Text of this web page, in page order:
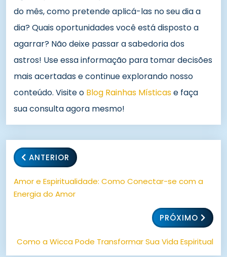
do mês, como pretende aplicá-las no seu dia a
dia? Quais oportunidades você está disposto a
agarrar? Não deixe passar a sabedoria dos
astros! Use essa informação para tomar decisões
mais acertadas e continue explorando nosso
conteúdo. Visite o Blog Rainhas Místicase faça
sua consulta agora mesmo!
ANTERIOR
Amor e Espiritualidade: Como Conectar-se com a
Energia do Amor
PRÓXIMO
Como a Wicca Pode Transformar Sua Vida Espiritual